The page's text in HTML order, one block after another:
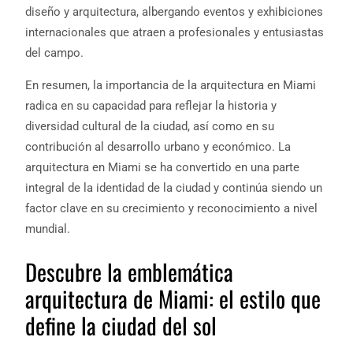
diseño y arquitectura, albergando eventos y exhibiciones
internacionales que atraen a profesionales y entusiastas
del campo.
En resumen, la importancia de la arquitectura en Miami
radica en su capacidad para reflejar la historia y
diversidad cultural de la ciudad, así como en su
contribución al desarrollo urbano y económico. La
arquitectura en Miami se ha convertido en una parte
integral de la identidad de la ciudad y continúa siendo un
factor clave en su crecimiento y reconocimiento a nivel
mundial.
Descubre la emblemática
arquitectura de Miami: el estilo que
define la ciudad del sol